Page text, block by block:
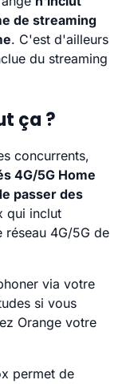
de streaming
. C'est d'ailleurs
du streaming
ça ?
concurrents,
4G/5G Home
passer des
qui inclut
réseau 4G/5G de
via votre
si vous
Orange votre
permet de